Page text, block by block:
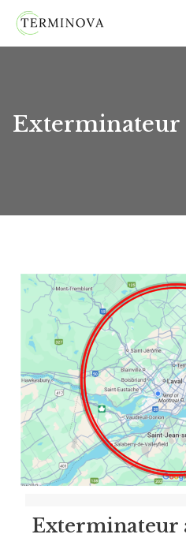
Aller
Exterminateur
Exterminateur